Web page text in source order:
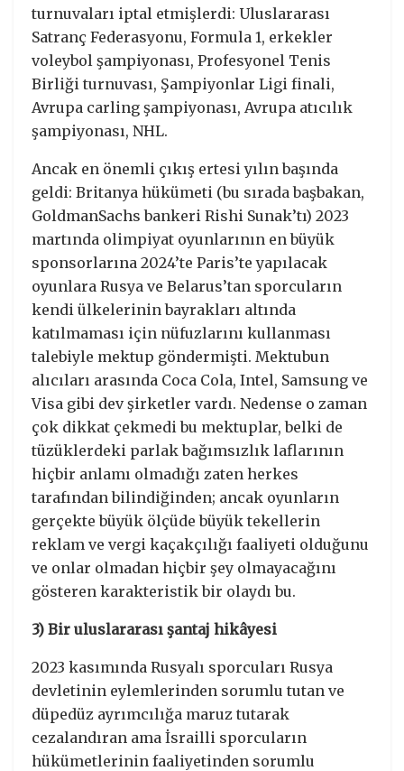
turnuvaları iptal etmişlerdi: Uluslararası
Satranç Federasyonu, Formula 1, erkekler
voleybol şampiyonası, Profesyonel Tenis
Birliği turnuvası, Şampiyonlar Ligi finali,
Avrupa carling şampiyonası, Avrupa atıcılık
şampiyonası, NHL.
Ancak en önemli çıkış ertesi yılın başında
geldi: Britanya hükümeti (bu sırada başbakan,
GoldmanSachs bankeri Rishi Sunak’tı) 2023
martında olimpiyat oyunlarının en büyük
sponsorlarına 2024’te Paris’te yapılacak
oyunlara Rusya ve Belarus’tan sporcuların
kendi ülkelerinin bayrakları altında
katılmaması için nüfuzlarını kullanması
talebiyle mektup göndermişti. Mektubun
alıcıları arasında Coca Cola, Intel, Samsung ve
Visa gibi dev şirketler vardı. Nedense o zaman
çok dikkat çekmedi bu mektuplar, belki de
tüzüklerdeki parlak bağımsızlık laflarının
hiçbir anlamı olmadığı zaten herkes
tarafından bilindiğinden; ancak oyunların
gerçekte büyük ölçüde büyük tekellerin
reklam ve vergi kaçakçılığı faaliyeti olduğunu
ve onlar olmadan hiçbir şey olmayacağını
gösteren karakteristik bir olaydı bu.
3) Bir uluslararası şantaj hikâyesi
2023 kasımında Rusyalı sporcuları Rusya
devletinin eylemlerinden sorumlu tutan ve
düpedüz ayrımcılığa maruz tutarak
cezalandıran ama İsrailli sporcuların
hükümetlerinin faaliyetinden sorumlu